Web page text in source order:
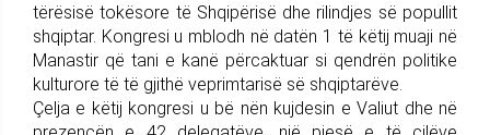
tërësisë tokësore të Shqipërisë dhe rilindjes së popullit
shqiptar. Kongresi u mblodh në datën 1 të këtij muaji në
Manastir që tani e kanë përcaktuar si qendrën politike
kulturore të të gjithë veprimtarisë së shqiptarëve.
Çelja e këtij kongresi u bë nën kujdesin e Valiut dhe në